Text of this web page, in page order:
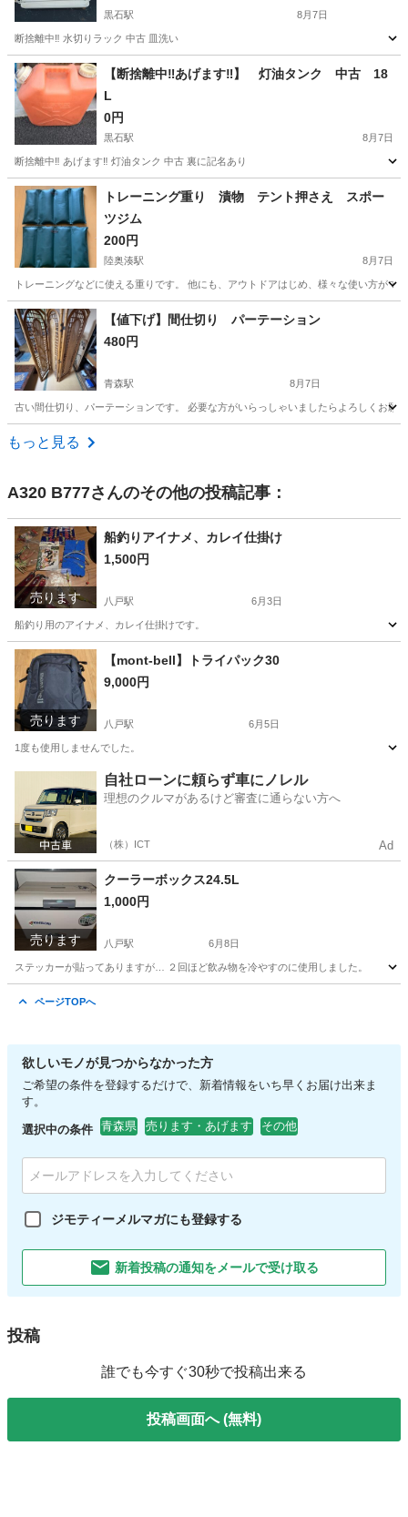
黒石駅 8月7日
断捨離中‼️ 水切りラック 中古 皿洗い
青森 黒石市 黒石駅 その他 水切り
【断捨離中‼️あげます‼️】 灯油タンク 中古 18
L
0円
黒石駅 8月7日
断捨離中‼️ あげます‼️ 灯油タンク 中古 裏に記名あり
青森 黒石市 その他 タンク
トレーニング重り 漬物 テント押さえ スポー
ツジム
200円
陸奥湊駅 8月7日
トレーニングなどに使える重りです。 他にも、アウトドアはじめ、様々な使い方がで
青森 八戸市 陸奥湊駅 その他 重り
【値下げ】間仕切り パーテーション
480円
青森駅 8月7日
古い間仕切り、パーテーションです。 必要な方がいらっしゃいましたらよろしくお願
青森 青森市
もっと見る
A320 B777さんのその他の投稿記事：
売ります
船釣りアイナメ、カレイ仕掛け
1,500円
八戸駅 6月3日
船釣り用のアイナメ、カレイ仕掛けです。
青森 八戸市 その他
売ります
【mont-bell】トライパック30
9,000円
八戸駅 6月5日
1度も使用しませんでした。
八戸駅 バッグ mont bell
自社ローンに頼らず車にノレル
理想のクルマがあるけど審査に通らない方へ
（株）ICT Ad
売ります
クーラーボックス24.5L
1,000円
八戸駅 6月8日
ステッカーが貼ってありますが… ２回ほど飲み物を冷やすのに使用しました。
ページTOPへ
欲しいモノが見つからなかった方
ご希望の条件を登録するだけで、新着情報をいち早くお届け出来ま
す。
選択中の条件 青森県 売ります・あげます その他
ジモティーメルマガにも登録する
新着投稿の通知をメールで受け取る
投稿
誰でも今すぐ30秒で投稿出来る
投稿画面へ (無料)